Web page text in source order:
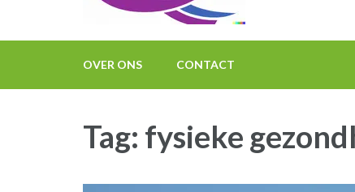
OVER ONS CONTACT
Tag: fysieke